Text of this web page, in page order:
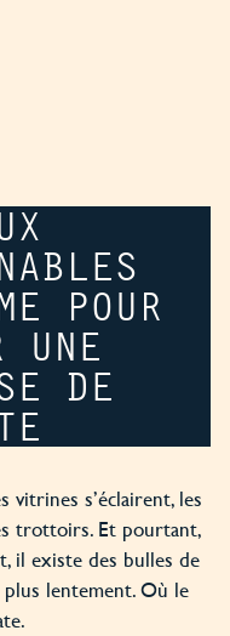
POUR
UNE
DE
vitrines s’éclairent, les
trottoirs. Et pourtant,
il existe des bulles de
lentement. Où le